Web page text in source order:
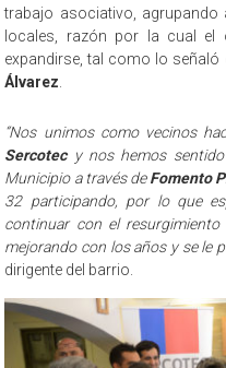
trabajo asociativo,
locales, razón por la cual el
expandirse, tal como lo señaló
Álvarez
“Nos unimos como vecinos
Sercotecy nos hemos sentido
Municipio a través deFomento
32 participando, por lo que
continuar con el
mejorando con los años y se le
dirigente del barrio.